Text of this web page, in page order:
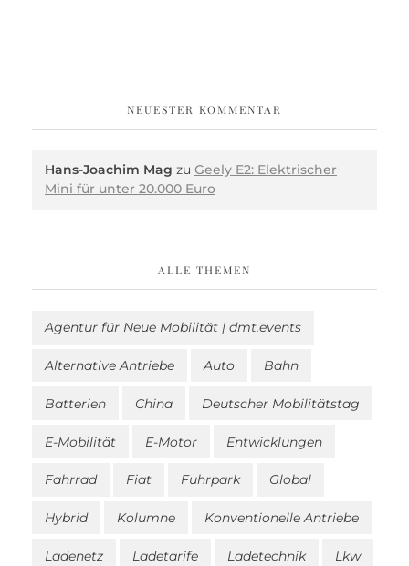
NEUESTER KOMMENTAR
Hans-Joachim Mag zu Geely E2: Elektrischer
Mini für unter 20.000 Euro
ALLE THEMEN
Agentur für Neue Mobilität | dmt.events
Alternative Antriebe Auto Bahn
Batterien China Deutscher Mobilitätstag
E-Mobilität E-Motor Entwicklungen
Fahrrad Fiat Fuhrpark Global
Hybrid Kolumne Konventionelle Antriebe
Ladenetz Ladetarife Ladetechnik Lkw